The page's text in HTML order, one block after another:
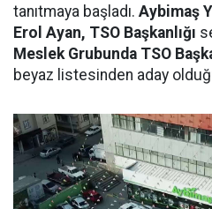
tanıtmaya başladı. Aybimaş
Erol Ayan, TSO Başkanlığı
Meslek Grubunda TSO
beyaz listesinden aday